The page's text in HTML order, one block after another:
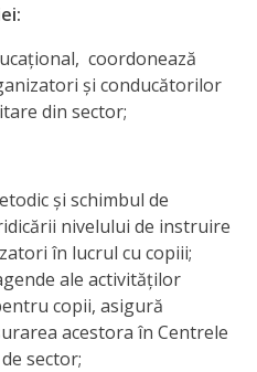
coordonează
şi conducătorilor
din sector;
şi schimbul de
nivelului de instruire
în lucrul cu copiii;
ale activităţilor
copii, asigură
acestora în Centrele
sector;